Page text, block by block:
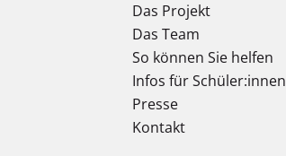
Das Projekt
Das Team
So können Sie helfen
Infos für Schüler:innen
Presse
Kontakt